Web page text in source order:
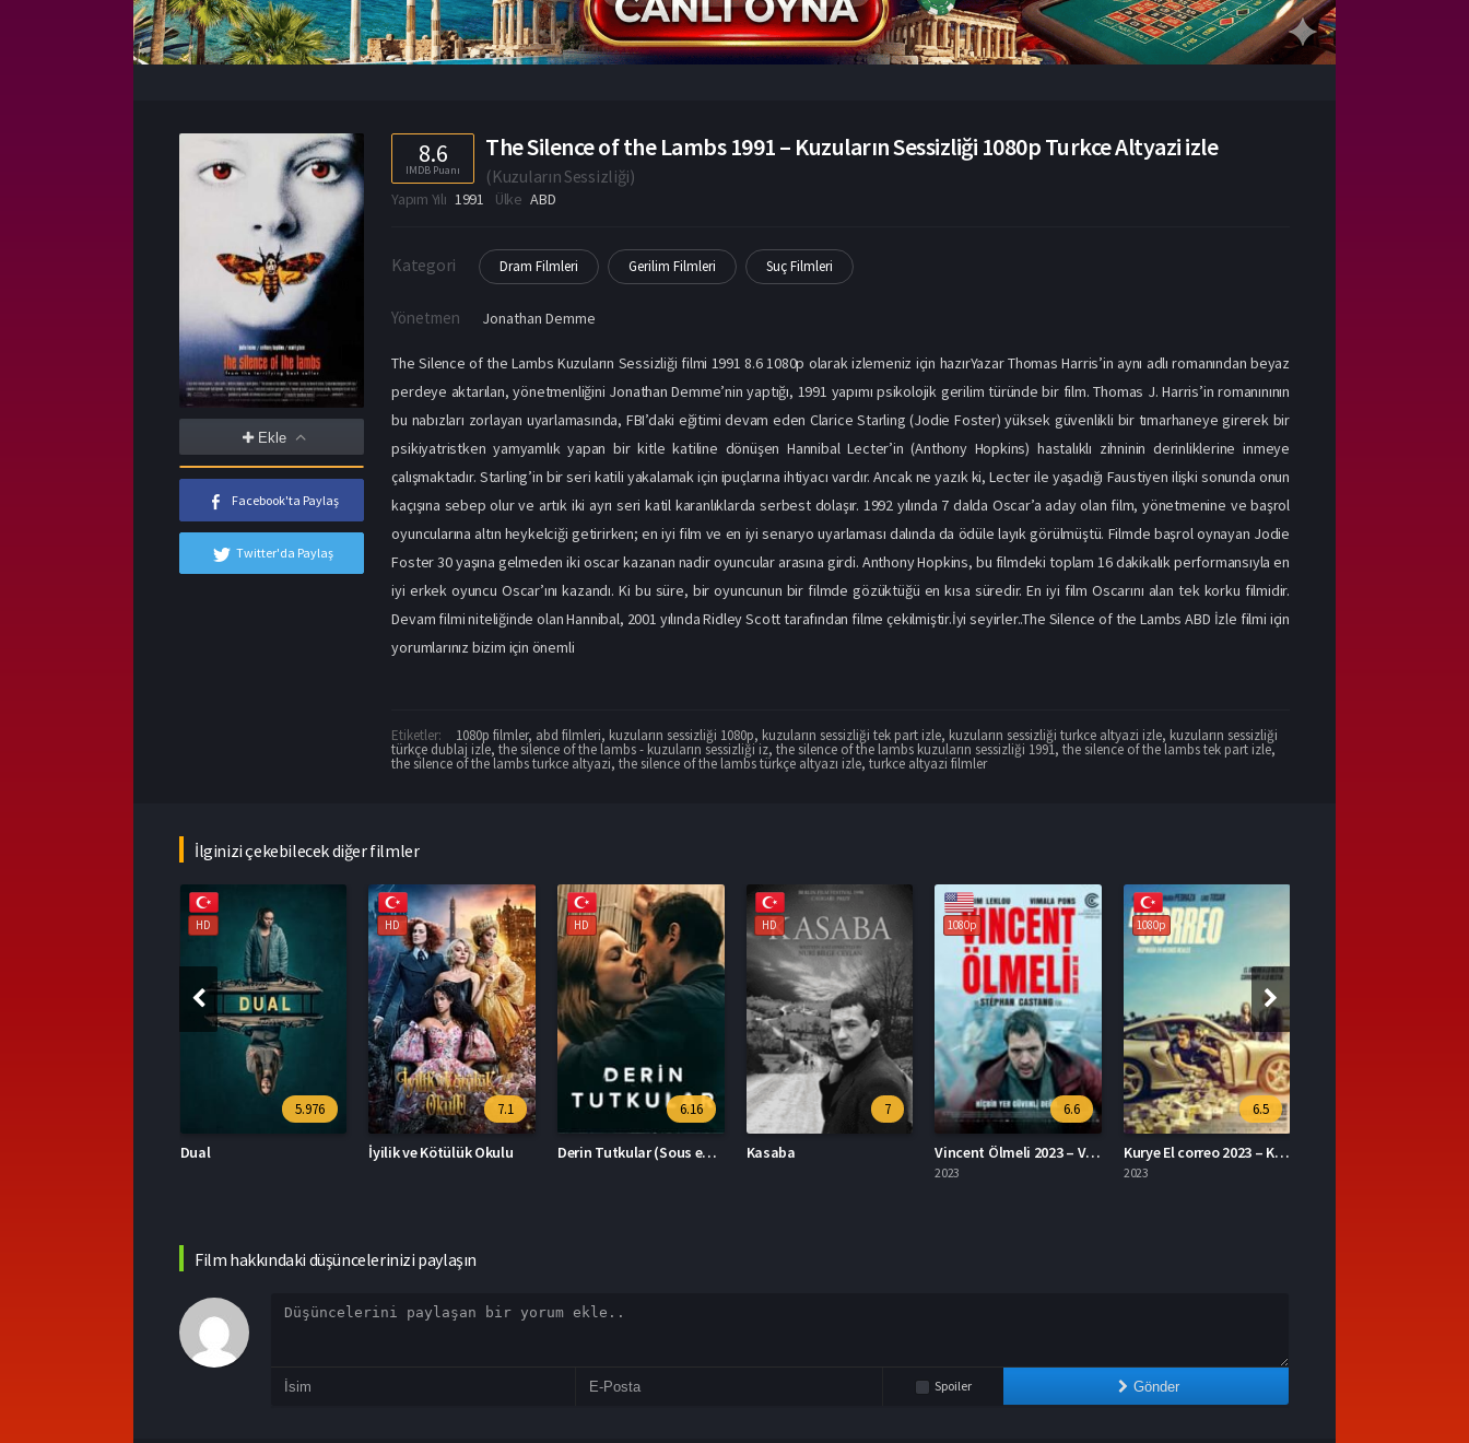
Ekle
Facebook'ta Paylaş
Twitter'da Paylaş
8.6
IMDB Puanı
The Silence of the Lambs 1991 – Kuzuların Sessizliği 1080p Turkce Altyazi izle
(Kuzuların Sessizliği)
Yapım Yılı 1991 Ülke ABD
Kategori Dram Filmleri Gerilim Filmleri Suç Filmleri
Yönetmen Jonathan Demme
The Silence of the Lambs Kuzuların Sessizliği filmi 1991 8.6 1080p olarak izlemeniz için hazırYazar Thomas Harris’in aynı adlı romanından beyaz
perdeye aktarılan, yönetmenliğini Jonathan Demme’nin yaptığı, 1991 yapımı psikolojik gerilim türünde bir film. Thomas J. Harris’in romanınının
bu nabızları zorlayan uyarlamasında, FBI’daki eğitimi devam eden Clarice Starling (Jodie Foster) yüksek güvenlikli bir tımarhaneye girerek bir
psikiyatristken yamyamlık yapan bir kitle katiline dönüşen Hannibal Lecter’in (Anthony Hopkins) hastalıklı zihninin derinliklerine inmeye
çalışmaktadır. Starling’in bir seri katili yakalamak için ipuçlarına ihtiyacı vardır. Ancak ne yazık ki, Lecter ile yaşadığı Faustiyen ilişki sonunda onun
kaçışına sebep olur ve artık iki ayrı seri katil karanlıklarda serbest dolaşır. 1992 yılında 7 dalda Oscar’a aday olan film, yönetmenine ve başrol
oyuncularına altın heykelciği getirirken; en iyi film ve en iyi senaryo uyarlaması dalında da ödüle layık görülmüştü. Filmde başrol oynayan Jodie
Foster 30 yaşına gelmeden iki oscar kazanan nadir oyuncular arasına girdi. Anthony Hopkins, bu filmdeki toplam 16 dakikalık performansıyla en
iyi erkek oyuncu Oscar’ını kazandı. Ki bu süre, bir oyuncunun bir filmde gözüktüğü en kısa süredir. En iyi film Oscarını alan tek korku filmidir.
Devam filmi niteliğinde olan Hannibal, 2001 yılında Ridley Scott tarafından filme çekilmiştir.İyi seyirler..The Silence of the Lambs ABD İzle filmi için
yorumlarınız bizim için önemli
Etiketler: 1080p filmler, abd filmleri, kuzuların sessizliği 1080p, kuzuların sessizliği tek part izle, kuzuların sessizliği turkce altyazi izle, kuzuların sessizliği
türkçe dublaj izle,the silence of the lambs - kuzuların sessizliği iz,the silence of the lambs kuzuların sessizliği 1991,the silence of the lambs tek part izle,
the silence of the lambs turkce altyazi,the silence of the lambs türkçe altyazı izle,turkce altyazi filmler
İlginizi çekebilecek diğer filmler
HD
7.1
İyilik ve Kötülük Okulu
HD
6.16
HD
7
Kasaba
1080p
6.6
1080p
6.5
Kurye El correo 2023 – Kurye 1080p Turkce Dublaj izle
2023
1080p
7.1
The Ministry of Ungentlemanly Warfare 2024 – Centilmen Olmayan Savaş Bakanlığı 1080p Turkce Dublaj izle
2024
Film hakkındaki düşüncelerinizi paylaşın
Spoiler Gönder